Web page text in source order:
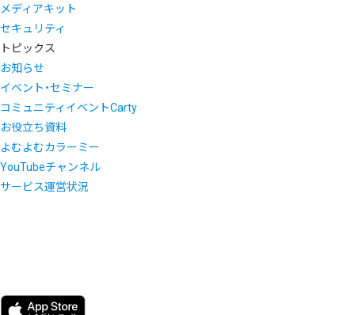
メディアキット
セキュリティ
トピックス
お知らせ
イベント・セミナー
コミュニティイベントCarty
お役立ち資料
よむよむカラーミー
YouTubeチャンネル
サービス運営状況